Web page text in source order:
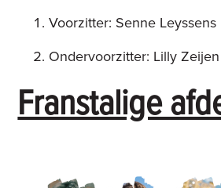
Voorzitter: Senne Leyssens
Ondervoorzitter: Lilly Zeijen
Franstalige